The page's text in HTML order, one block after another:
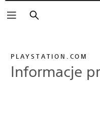
Wyszukaj
PLAYSTATION.COM
Informacje